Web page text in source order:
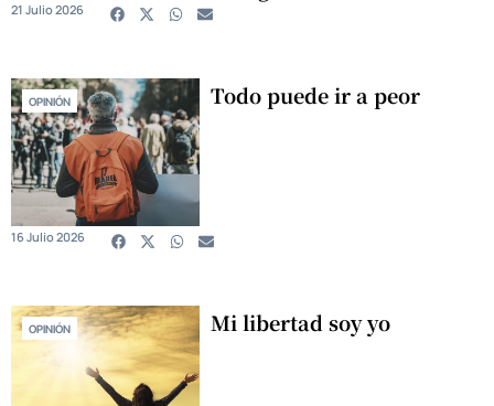
21 Julio 2026
OPINIÓN Todo puede ir a peor
16 Julio 2026
OPINIÓN Mi libertad soy yo